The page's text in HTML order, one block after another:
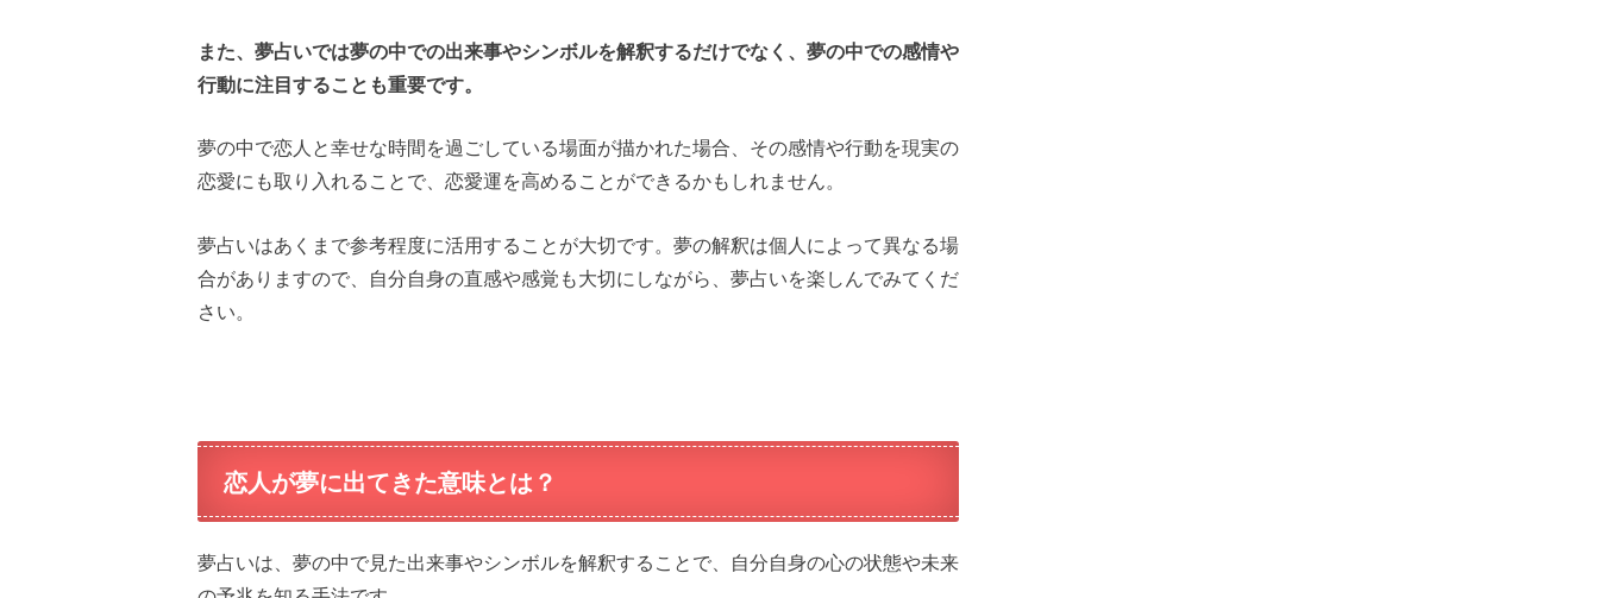
また、夢占いでは夢の中での出来事やシンボルを解釈するだけでなく、夢の中での感情や
行動に注目することも重要です。
夢の中で恋人と幸せな時間を過ごしている場面が描かれた場合、その感情や行動を現実の
恋愛にも取り入れることで、恋愛運を高めることができるかもしれません。
夢占いはあくまで参考程度に活用することが大切です。夢の解釈は個人によって異なる場
合がありますので、自分自身の直感や感覚も大切にしながら、夢占いを楽しんでみてくだ
さい。
恋人が夢に出てきた意味とは？
夢占いは、夢の中で見た出来事やシンボルを解釈することで、自分自身の心の状態や未来